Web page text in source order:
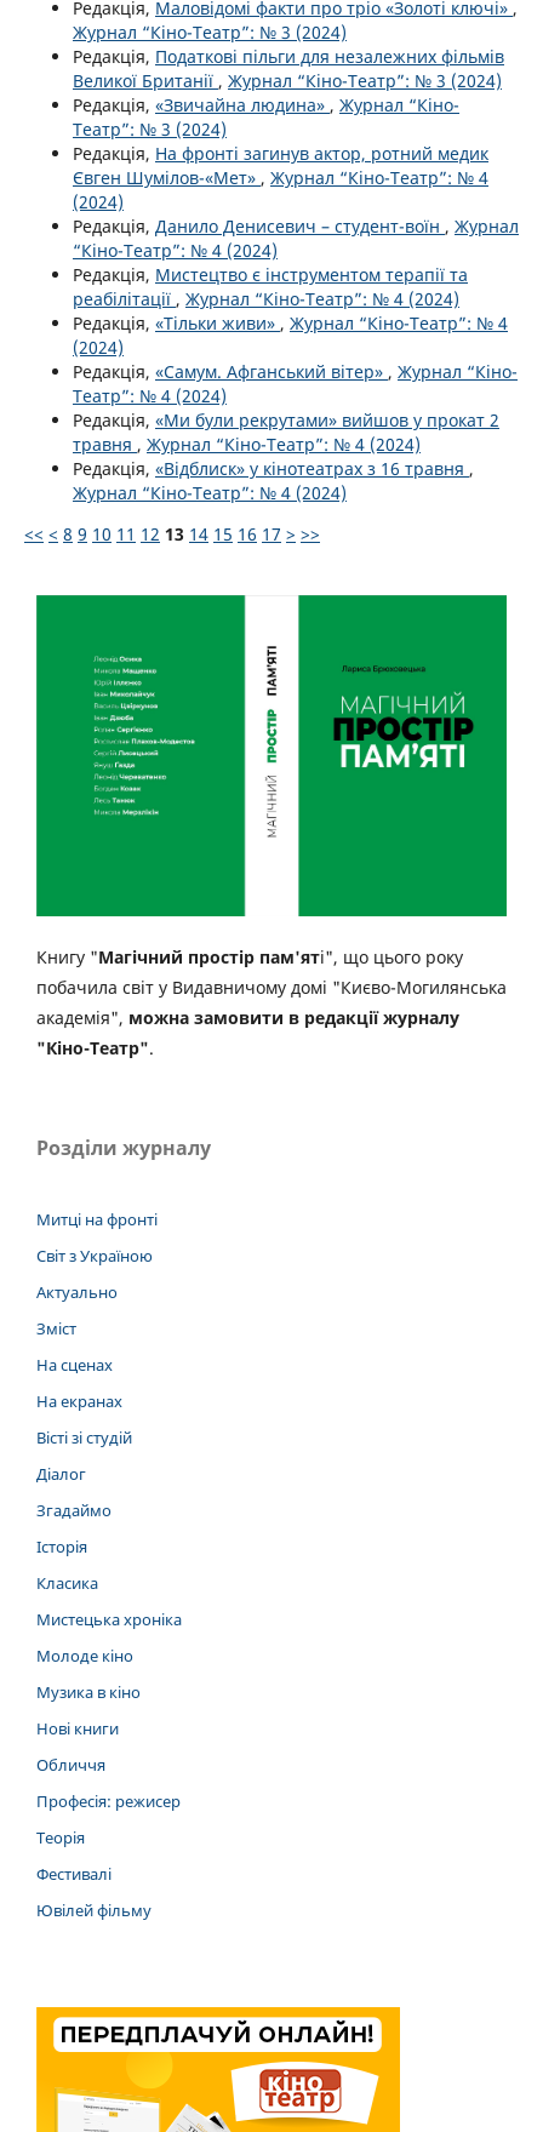
Редакція, Маловідомі факти про тріо «Золоті ключі» ,
Журнал “Кіно-Театр”: № 3 (2024)
Редакція, Податкові пільги для незалежних фільмів
Великої Британії , Журнал “Кіно-Театр”: № 3 (2024)
Редакція, «Звичайна людина» , Журнал “Кіно-
Театр”: № 3 (2024)
Редакція, На фронті загинув актор, ротний медик
Євген Шумілов-«Мет» , Журнал “Кіно-Театр”: № 4
(2024)
Редакція, Данило Денисевич – студент-воїн , Журнал
“Кіно-Театр”: № 4 (2024)
Редакція, Мистецтво є інструментом терапії та
реабілітації , Журнал “Кіно-Театр”: № 4 (2024)
Редакція, «Тільки живи» , Журнал “Кіно-Театр”: № 4
(2024)
Редакція, «Самум. Афганський вітер» , Журнал “Кіно-
Театр”: № 4 (2024)
Редакція, «Ми були рекрутами» вийшов у прокат 2
травня , Журнал “Кіно-Театр”: № 4 (2024)
Редакція, «Відблиск» у кінотеатрах з 16 травня ,
Журнал “Кіно-Театр”: № 4 (2024)
<< < 8 9 10 11 12 13 14 15 16 17 > >>
Книгу "Магічний простір пам'яті", що цього року
побачила світ у Видавничому домі "Києво-Могилянська
академія", можна замовити в редакції журналу
"Кіно-Театр".
Розділи журналу
Митці на фронті
Світ з Україною
Актуально
Зміст
На сценах
На екранах
Вісті зі студій
Діалог
Згадаймо
Історія
Класика
Мистецька хроніка
Молоде кіно
Музика в кіно
Нові книги
Обличчя
Професія: режисер
Теорія
Фестивалі
Ювілей фільму